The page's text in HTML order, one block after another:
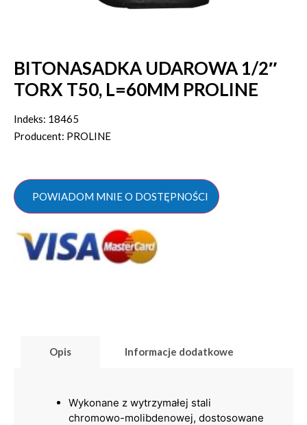
BITONASADKA UDAROWA 1/2″
TORX T50, L=60MM PROLINE
Indeks: 18465
Producent: PROLINE
POWIADOM MNIE O DOSTĘPNOŚCI
Opis Informacje dodatkowe
Wykonane z wytrzymałej stali
chromowo-molibdenowej, dostosowane